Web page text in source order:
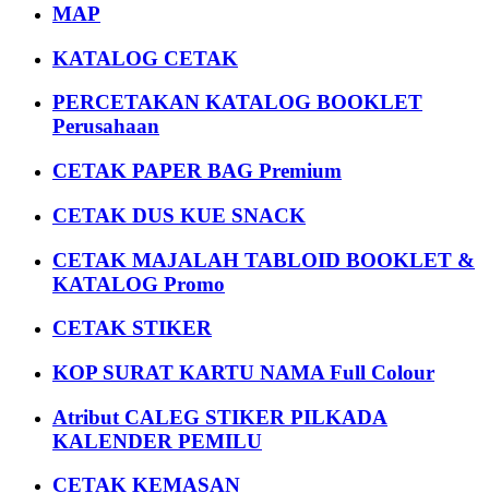
MAP
KATALOG CETAK
PERCETAKAN KATALOG BOOKLET
Perusahaan
CETAK PAPER BAG Premium
CETAK DUS KUE SNACK
CETAK MAJALAH TABLOID BOOKLET &
KATALOG Promo
CETAK STIKER
KOP SURAT KARTU NAMA Full Colour
Atribut CALEG STIKER PILKADA
KALENDER PEMILU
CETAK KEMASAN